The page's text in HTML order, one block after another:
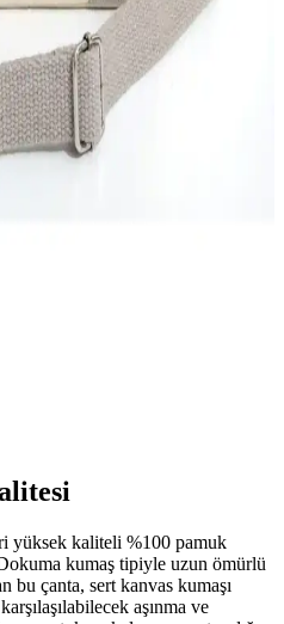
kanvas çanta, yüksek kaliteli
ve şık tasarımıyla günlük
ve geniş iç hacmiyle pratik
Çantalar Arasındaki
yüksek kaliteli %100 pamuk
kumaş tipiyle uzun ömürlü
bu çanta, sert kanvas kumaşı
aşınma ve